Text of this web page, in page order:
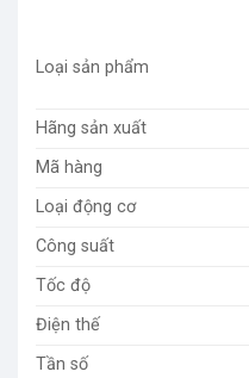
Loại sản phẩm
Hãng sản xuất
Mã hàng
Loại động cơ
Công suất
Tốc độ
Điện thế
Tần số